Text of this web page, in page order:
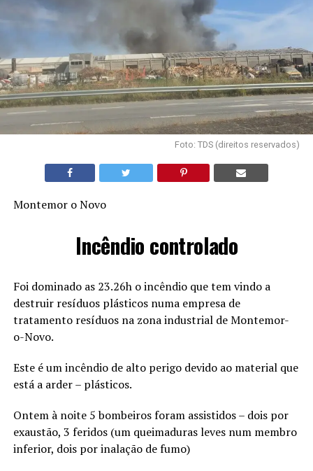
Foto: TDS (direitos reservados)
Montemor o Novo
Incêndio controlado
Foi dominado as 23.26h o incêndio que tem vindo a
destruir resíduos plásticos numa empresa de
tratamento resíduos na zona industrial de Montemor-
o-Novo.
Este é um incêndio de alto perigo devido ao material que
está a arder – plásticos.
Ontem à noite 5 bombeiros foram assistidos – dois por
exaustão, 3 feridos (um queimaduras leves num membro
inferior, dois por inalação de fumo)